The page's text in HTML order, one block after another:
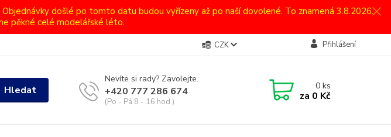
došlé po tomto datu budou vyřízeny až po naší dovolené. To znamená 3.8.2026.
pěkné celé modelářské léto.
CZK Přihlášení
Hledat
Nevíte si rady? Zavolejte.
+420 777 286 674
(Po - Pá 8 - 16 hod.)
0ks
za 0 Kč